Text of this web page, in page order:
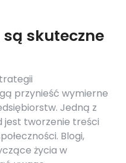
skuteczne
przynieść wymierne
Jedną z
jest tworzenie treści
Blogi,
życia w